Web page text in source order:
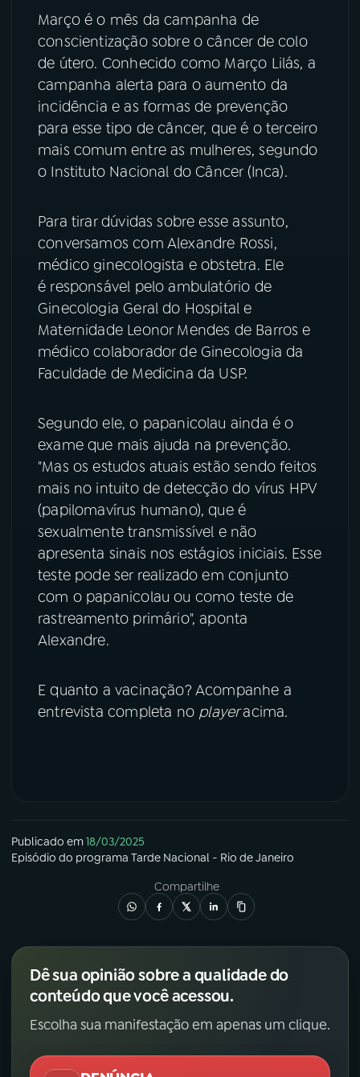
ÚLTIMAS
08FESTIVAL DE MÚSICA
ACOMPANHE A RÁDIO NACIONAL
YouTube Facebook
Instagram
Março é o mês da campanha de
conscientização sobre o câncer de colo
de útero. Conhecido como Março Lilás, a
campanha alerta para o aumento da
incidência e as formas de prevenção
para esse tipo de câncer, que é o terceiro
mais comum entre as mulheres, segundo
o Instituto Nacional do Câncer (Inca).
Para tirar dúvidas sobre esse assunto,
conversamos com Alexandre Rossi,
médico ginecologista e obstetra. Ele
é responsável pelo ambulatório de
Ginecologia Geral do Hospital e
Maternidade Leonor Mendes de Barros e
médico colaborador de Ginecologia da
Faculdade de Medicina da USP.
Segundo ele, o papanicolau ainda é o
exame que mais ajuda na prevenção.
"Mas os estudos atuais estão sendo feitos
mais no intuito de detecção do vírus HPV
(papilomavírus humano), que é
sexualmente transmissível e não
apresenta sinais nos estágios iniciais. Esse
teste pode ser realizado em conjunto
com o papanicolau ou como teste de
rastreamento primário", aponta
Alexandre.
E quanto a vacinação? Acompanhe a
entrevista completa no playeracima.
Publicado em18/03/2025
Episódio do programa Tarde Nacional - Rio de Janeiro
Compartilhe
Dê sua opinião sobre a qualidade do
conteúdo que você acessou.
Escolha sua manifestação em apenas um clique.